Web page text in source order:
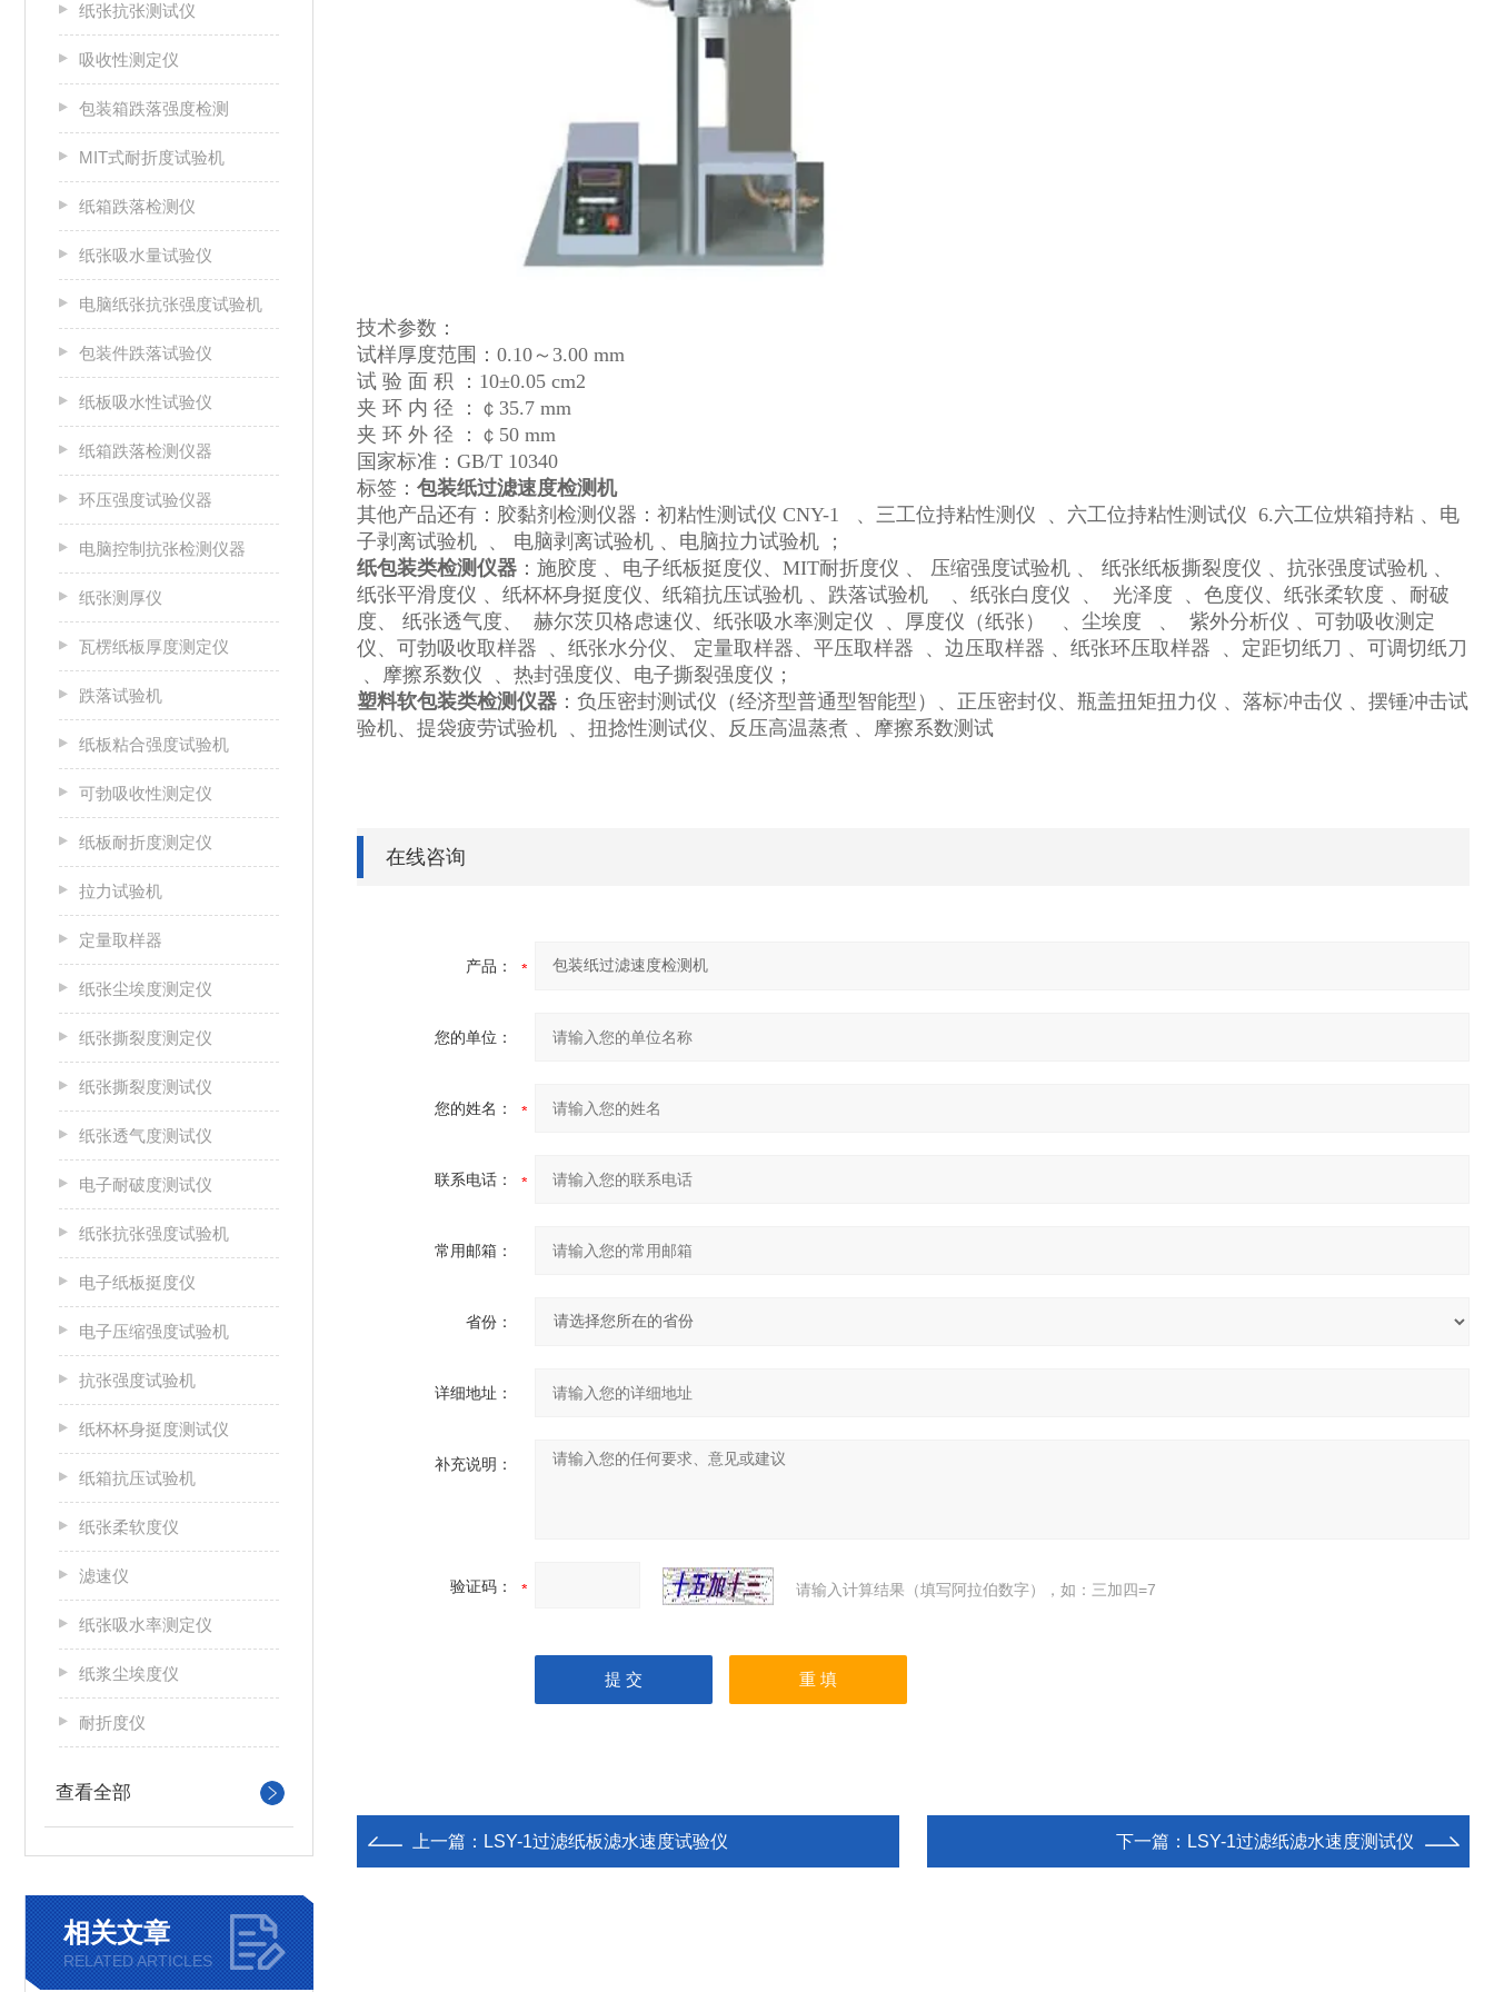
纸张抗张测试仪
吸收性测定仪
包装箱跌落强度检测
MIT式耐折度试验机
纸箱跌落检测仪
纸张吸水量试验仪
电脑纸张抗张强度试验机
包装件跌落试验仪
纸板吸水性试验仪
纸箱跌落检测仪器
环压强度试验仪器
电脑控制抗张检测仪器
纸张测厚仪
瓦楞纸板厚度测定仪
跌落试验机
纸板粘合强度试验机
可勃吸收性测定仪
纸板耐折度测定仪
拉力试验机
定量取样器
纸张尘埃度测定仪
纸张撕裂度测定仪
纸张撕裂度测试仪
纸张透气度测试仪
电子耐破度测试仪
纸张抗张强度试验机
电子纸板挺度仪
电子压缩强度试验机
抗张强度试验机
纸杯杯身挺度测试仪
纸箱抗压试验机
纸张柔软度仪
滤速仪
纸张吸水率测定仪
纸浆尘埃度仪
耐折度仪
查看全部
相关文章
RELATED ARTICLES
技术参数：
试样厚度范围：0.10～3.00 mm
试 验 面 积 ：10±0.05 cm2
夹 环 内 径 ：￠35.7 mm
夹 环 外 径 ：￠50 mm
国家标准：GB/T 10340
标签： 包装纸过滤速度检测机
其他产品还有：胶黏剂检测仪器：初粘性测试仪 CNY-1 、三工位持粘性测仪 、六工位持粘性测试仪 6.六工位烘箱持粘 、电
子剥离试验机 、 电脑剥离试验机 、电脑拉力试验机 ；
纸包装类检测仪器 ：施胶度 、电子纸板挺度仪、MIT耐折度仪 、 压缩强度试验机 、 纸张纸板撕裂度仪 、抗张强度试验机 、
纸张平滑度仪 、纸杯杯身挺度仪、纸箱抗压试验机 、跌落试验机 、纸张白度仪 、 光泽度 、色度仪、纸张柔软度 、耐破
度、 纸张透气度、 赫尔茨贝格虑速仪、纸张吸水率测定仪 、厚度仪（纸张） 、尘埃度 、 紫外分析仪 、可勃吸收测定
仪、可勃吸收取样器 、纸张水分仪、 定量取样器、平压取样器 、边压取样器 、纸张环压取样器 、定距切纸刀 、可调切纸刀
、摩擦系数仪 、热封强度仪、电子撕裂强度仪；
塑料软包装类检测仪器 ：负压密封测试仪（经济型普通型智能型）、正压密封仪、瓶盖扭矩扭力仪 、落标冲击仪 、摆锤冲击试
验机、提袋疲劳试验机 、扭捻性测试仪、反压高温蒸煮 、摩擦系数测试
在线咨询
产品：
您的单位：
您的姓名：
联系电话：
常用邮箱：
省份：
详细地址：
补充说明：
验证码： 请输入计算结果（填写阿拉伯数字），如：三加四=7
上一篇： LSY-1过滤纸板滤水速度试验仪 下一篇： LSY-1过滤纸滤水速度测试仪